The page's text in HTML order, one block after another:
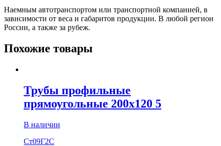
Наемным автотранспортом или транспортной компанией, в
зависимости от веса и габаритов продукции. В любой регион
России, а также за рубеж.
Похожие товары
Трубы профильные
прямоугольные 200х120 5
В наличии
Ст09Г2С